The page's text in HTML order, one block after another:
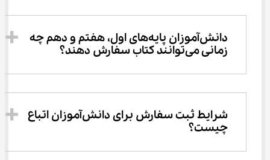
دانش‌آموزان پایه‌های اول، هفتم و دهم چه
زمانی می‌توانند کتاب سفارش دهند؟
شرایط ثبت‌ سفارش برای دانش‌آموزان اتباع
چیست؟